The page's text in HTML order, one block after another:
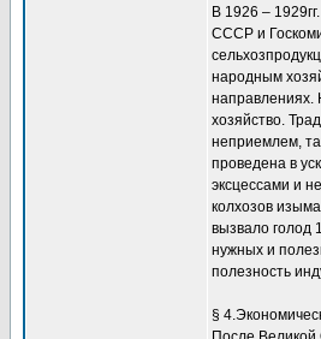
В 1926 –
СССР и
народным
направлениях.
хозяйство.
неприемлем,
проведена в
эксцессами и
колхозов
вызвало голод
нужных и
полезность
§